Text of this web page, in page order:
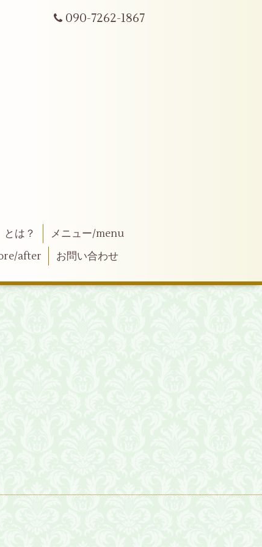
090-7262-1867
は？
メニュー/menu
after お問い合わせ